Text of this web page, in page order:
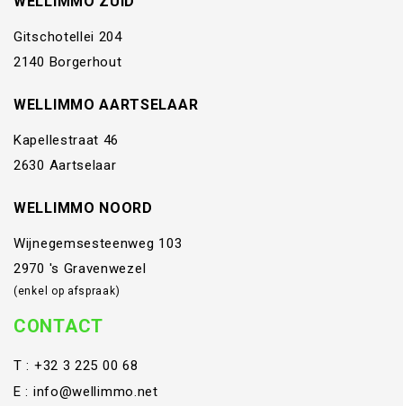
Gitschotellei 204
2140 Borgerhout
WELLIMMO AARTSELAAR
Kapellestraat 46
2630 Aartselaar
WELLIMMO NOORD
Wijnegemsesteenweg 103
2970 's Gravenwezel
(enkel op afspraak)
CONTACT
T : +32 3 225 00 68
E : info@wellimmo.net